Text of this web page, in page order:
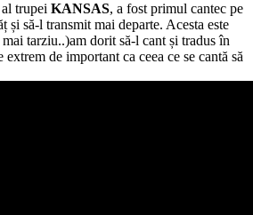
al trupei KANSAS, a fost primul cantec pe
și să-l transmit mai departe. Acesta este
tarziu..)am dorit să-l cant și tradus în
de important ca ceea ce se cantă să